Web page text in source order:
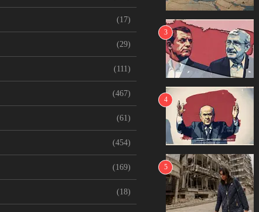
(17)
(29)
(111)
(467)
(61)
(454)
(169)
(18)
3
4
5